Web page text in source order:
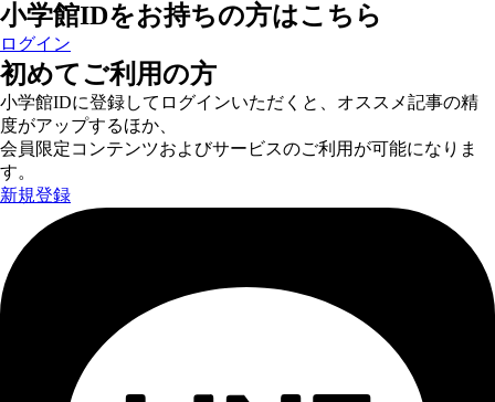
小学館IDをお持ちの方はこちら
ログイン
初めてご利用の方
小学館IDに登録してログインいただくと、オススメ記事の精
度がアップするほか、
会員限定コンテンツおよびサービスのご利用が可能になりま
す。
新規登録